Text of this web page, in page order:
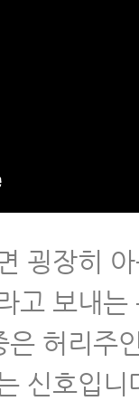
치료법, 봉
리통증에
상에서 가
굉장히
고 보내는
허리주
신호입니